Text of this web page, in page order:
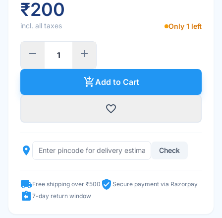
₹200
incl. all taxes Only 1 left
remove add
add_shopping_cartAdd to Cart
favorite_border
place Check
local_shippingFree shipping over ₹500 verified_user Secure payment via Razorpay
assignment_return 7-day return window